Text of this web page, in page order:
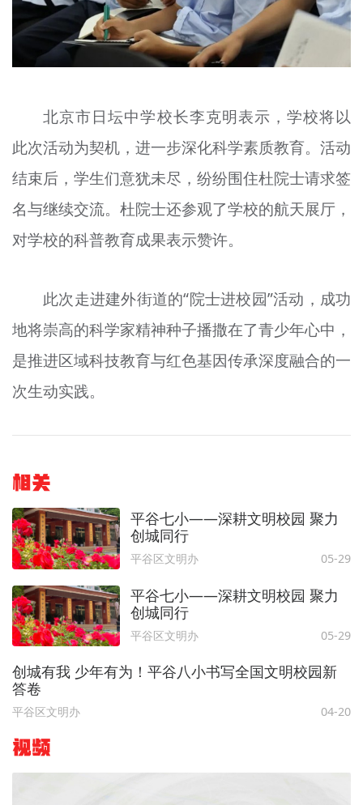
北京市日坛中学校长李克明表示，学校将以
此次活动为契机，进一步深化科学素质教育。活动
结束后，学生们意犹未尽，纷纷围住杜院士请求签
名与继续交流。杜院士还参观了学校的航天展厅，
对学校的科普教育成果表示赞许。
此次走进建外街道的“院士进校园”活动，成功
地将崇高的科学家精神种子播撒在了青少年心中，
是推进区域科技教育与红色基因传承深度融合的一
次生动实践。
相关
平谷七小——深耕文明校园 聚力
创城同行
平谷区文明办 05-29
平谷七小——深耕文明校园 聚力
创城同行
平谷区文明办 05-29
创城有我 少年有为！平谷八小书写全国文明校园新
答卷
平谷区文明办 04-20
视频